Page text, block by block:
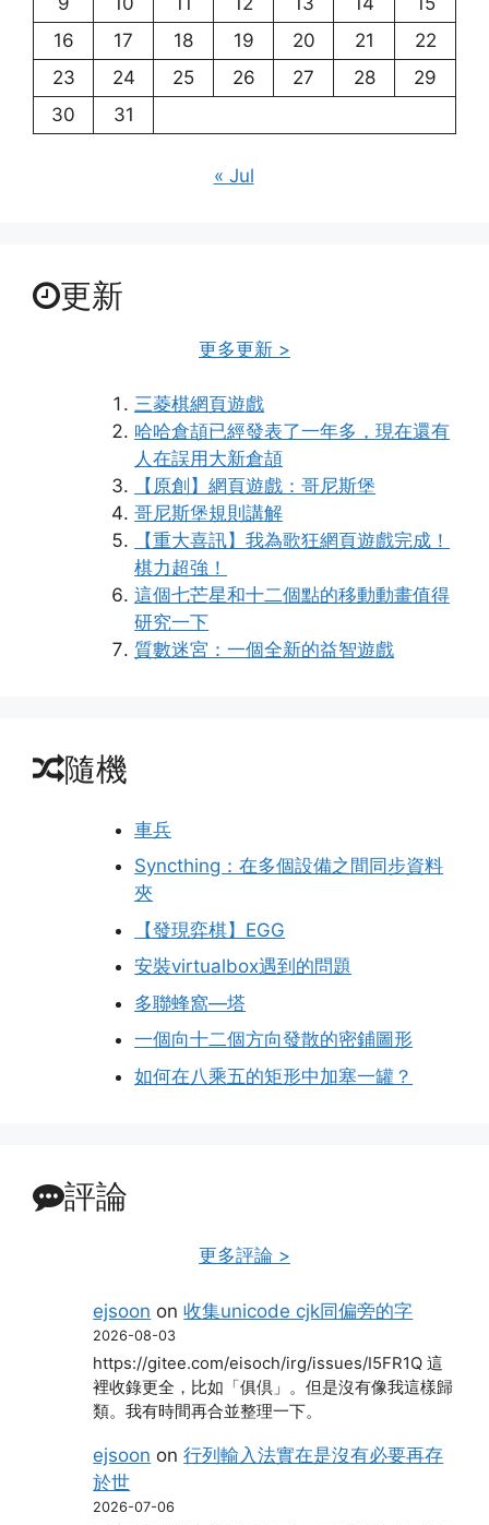
16
17 18 19 20 21
22
23
24 25 26 27 28
29
30
31
« Jul
更新
更多更新 >
三菱棋網頁遊戲
哈哈倉頡已經發表了一年多，現在還有
人在誤用大新倉頡
【原創】網頁遊戲：哥尼斯堡
哥尼斯堡規則講解
【重大喜訊】我為歌狂網頁遊戲完成！
棋力超強！
這個七芒星和十二個點的移動動畫值得
研究一下
質數迷宮：一個全新的益智遊戲
隨機
車兵
Syncthing：在多個設備之間同步資料
夾
【發現弈棋】EGG
安裝virtualbox遇到的問題
多聯蜂窩—塔
一個向十二個方向發散的密鋪圖形
如何在八乘五的矩形中加塞一罐？
評論
更多評論 >
ejsoon on收集unicode cjk同偏旁的字
2026-08-03
https://gitee.com/eisoch/irg/issues/I5FR1Q 這
裡收錄更全，比如「俱倶」。但是沒有像我這樣歸
類。我有時間再合並整理一下。
ejsoon on行列輸入法實在是沒有必要再存
於世
2026-07-06